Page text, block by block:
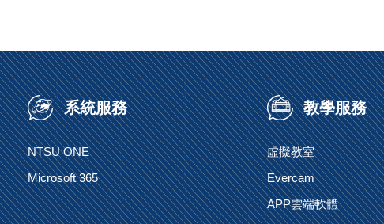
系統服務
NTSU ONE
Microsoft 365
教學服務
虛擬教室
Evercam
APP雲端軟體